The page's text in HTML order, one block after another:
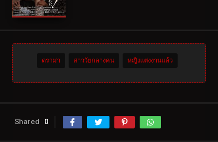
ดราม่า สาววัยกลางคน หญิงแต่งงานแล้ว
Shared 0